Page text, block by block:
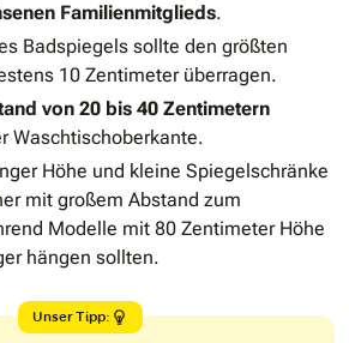
Familienmitglieds.
Badspiegels sollte den größten
10 Zentimeter überragen.
von 20 bis 40 Zentimetern
Waschtischoberkante.
Höhe und kleine Spiegelschränke
mit großem Abstand zum
Modelle mit 80 Zentimeter Höhe
hängen sollten.
Unser Tipp: